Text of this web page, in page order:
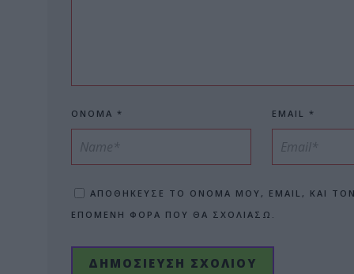
ΌΝΟΜΑ * EMAIL *
ΑΠΟΘΉΚΕΥΣΕ ΤΟ ΌΝΟΜΆ ΜΟΥ, EMAIL, ΚΑΙ
ΕΠΌΜΕΝΗ ΦΟΡΆ ΠΟΥ ΘΑ ΣΧΟΛΙΆΣΩ.